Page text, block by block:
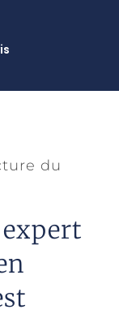
du